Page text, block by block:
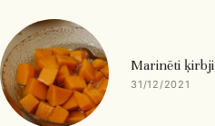
Marinēti ķirbji
31/12/2021